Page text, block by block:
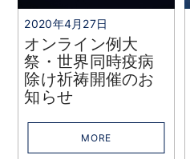
2020年4月27日
オンライン例大
祭・世界同時疫病
除け祈祷開催のお
知らせ
MORE